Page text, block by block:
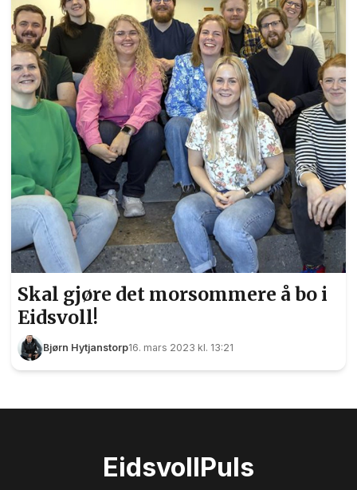
Skal gjøre det morsommere å bo i
Eidsvoll!
Bjørn Hytjanstorp16. mars 2023 kl. 13:21
EidsvollPuls